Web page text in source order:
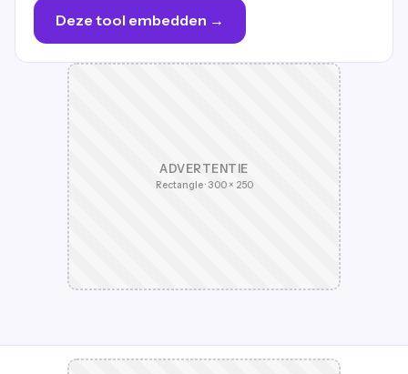
Deze tool embedden →
ADVERTENTIE
Rectangle · 300 × 250